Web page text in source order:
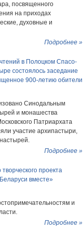
посвященного
на приходах
духовные и
Подробнее »
в Полоцком Спасо-
состоялось заседание
900-летию обители
Синодальным
и монашества
Патриархата
участие архипастыри,
Подробнее »
проекта
вместе»
и
Подробнее »